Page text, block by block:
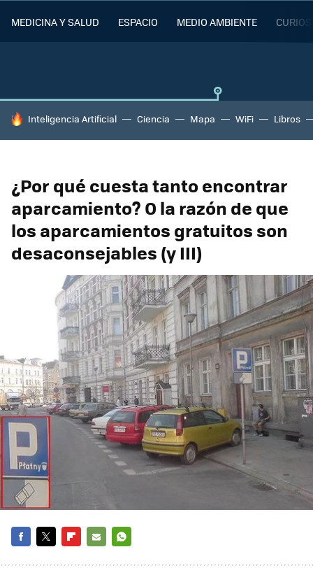
MEDICINA Y SALUD ESPACIO MEDIO AMBIENTE
HOY SE HABLA DE
Inteligencia Artificial Ciencia Mapa WiFi Libros
¿Por qué cuesta tanto encontrar
aparcamiento? O la razón de que
los aparcamientos gratuitos son
desaconsejables (y III)